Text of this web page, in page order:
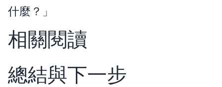
什麼？」
相關閱讀
總結與下一步